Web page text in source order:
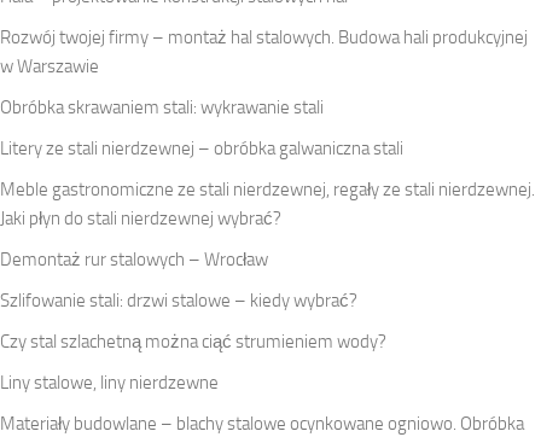
Rozwój twojej firmy – montaż hal stalowych. Budowa hali produkcyjnej
w Warszawie
Obróbka skrawaniem stali: wykrawanie stali
Litery ze stali nierdzewnej – obróbka galwaniczna stali
Meble gastronomiczne ze stali nierdzewnej, regały ze stali nierdzewnej.
Jaki płyn do stali nierdzewnej wybrać?
Demontaż rur stalowych – Wrocław
Szlifowanie stali: drzwi stalowe – kiedy wybrać?
Czy stal szlachetną można ciąć strumieniem wody?
Liny stalowe, liny nierdzewne
Materiały budowlane – blachy stalowe ocynkowane ogniowo. Obróbka